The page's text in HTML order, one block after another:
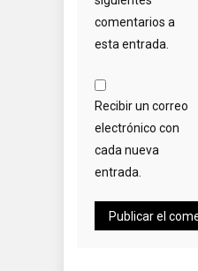
comentarios a
esta entrada.
Recibir un correo
electrónico con
cada nueva
entrada.